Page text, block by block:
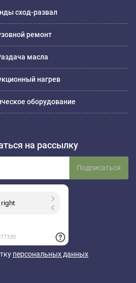
сход-развал
ремонт
масла
нагрев
оборудование
на рассылку
Подписаться
персональных данных